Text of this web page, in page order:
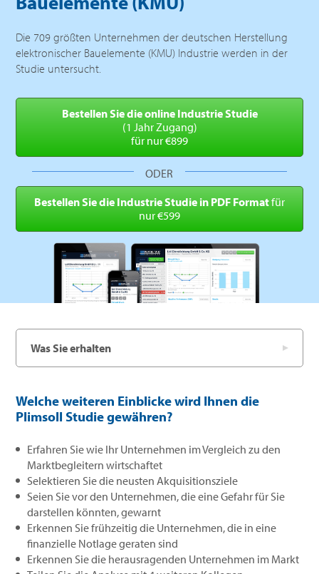
Die 709 größten Unternehmen der deutschen Herstellung
elektronischer Bauelemente (KMU) Industrie werden in der
Studie untersucht.
Bestellen Sie die online Industrie Studie
(1 Jahr Zugang)
für nur €899
ODER
Bestellen Sie die IndustrieStudie in PDF Formatfür
nur €599
Was Sie erhalten
Welche weiteren Einblicke wird Ihnen die
Plimsoll Studie gewähren?
Erfahren Sie wie Ihr Unternehmen im Vergleich zu den
Marktbegleitern wirtschaftet
Selektieren Sie die neusten Akquisitionsziele
Seien Sie vor den Unternehmen, die eine Gefahr für Sie
darstellen könnten, gewarnt
Erkennen Sie frühzeitig die Unternehmen, die in eine
finanzielle Notlage geraten sind
Erkennen Sie die herausragenden Unternehmen im Markt